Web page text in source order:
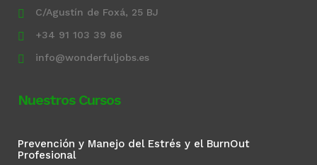
C/Agustín de Foxá, 25 BJ
+34 91 103 39 86
info@wonderfuljobs.es
Nuestros Cursos
Prevención y Manejo del Estrés y el BurnOut
Profesional